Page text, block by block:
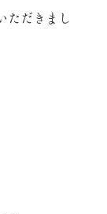
ただきまし